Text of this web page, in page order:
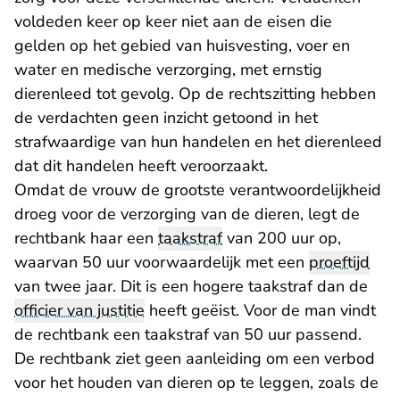
voldeden keer op keer niet aan de eisen die
gelden op het gebied van huisvesting, voer en
water en medische verzorging, met ernstig
dierenleed tot gevolg. Op de rechtszitting hebben
de verdachten geen inzicht getoond in het
strafwaardige van hun handelen en het dierenleed
dat dit handelen heeft veroorzaakt.
Omdat de vrouw de grootste verantwoordelijkheid
droeg voor de verzorging van de dieren, legt de
rechtbank haar een taakstrafvan 200 uur op,
waarvan 50 uur voorwaardelijk met een proeftijd
van twee jaar. Dit is een hogere taakstraf dan de
officier van justitie heeft geëist. Voor de man vindt
de rechtbank een taakstraf van 50 uur passend.
De rechtbank ziet geen aanleiding om een verbod
voor het houden van dieren op te leggen, zoals de